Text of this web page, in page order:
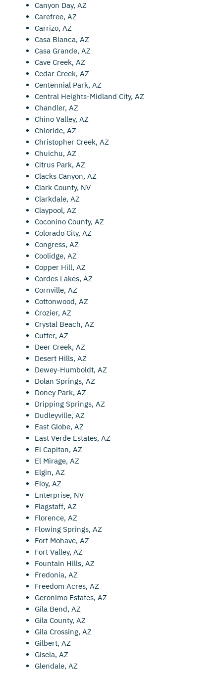
Canyon Day, AZ
Carefree, AZ
Carrizo, AZ
Casa Blanca, AZ
Casa Grande, AZ
Cave Creek, AZ
Cedar Creek, AZ
Centennial Park, AZ
Central Heights-Midland City, AZ
Chandler, AZ
Chino Valley, AZ
Chloride, AZ
Christopher Creek, AZ
Chuichu, AZ
Citrus Park, AZ
Clacks Canyon, AZ
Clark County, NV
Clarkdale, AZ
Claypool, AZ
Coconino County, AZ
Colorado City, AZ
Congress, AZ
Coolidge, AZ
Copper Hill, AZ
Cordes Lakes, AZ
Cornville, AZ
Cottonwood, AZ
Crozier, AZ
Crystal Beach, AZ
Cutter, AZ
Deer Creek, AZ
Desert Hills, AZ
Dewey-Humboldt, AZ
Dolan Springs, AZ
Doney Park, AZ
Dripping Springs, AZ
Dudleyville, AZ
East Globe, AZ
East Verde Estates, AZ
El Capitan, AZ
El Mirage, AZ
Elgin, AZ
Eloy, AZ
Enterprise, NV
Flagstaff, AZ
Florence, AZ
Flowing Springs, AZ
Fort Mohave, AZ
Fort Valley, AZ
Fountain Hills, AZ
Fredonia, AZ
Freedom Acres, AZ
Geronimo Estates, AZ
Gila Bend, AZ
Gila County, AZ
Gila Crossing, AZ
Gilbert, AZ
Gisela, AZ
Glendale, AZ